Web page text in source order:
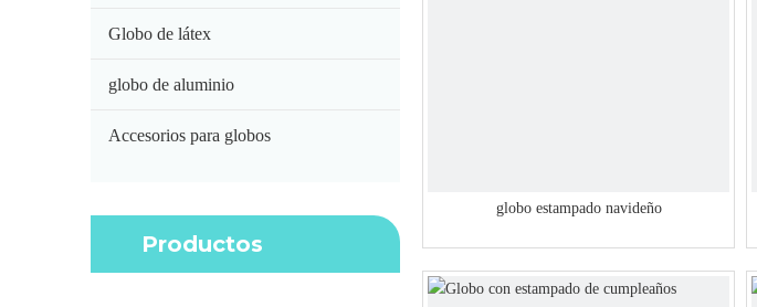
Globo de látex
globo de aluminio
Accesorios para globos
Productos
globo estampado navideño